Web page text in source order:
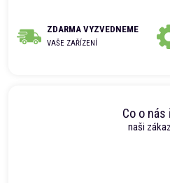
ZDARMA VYZVEDNEME
VAŠE ZAŘÍZENÍ
Co o nás
naši